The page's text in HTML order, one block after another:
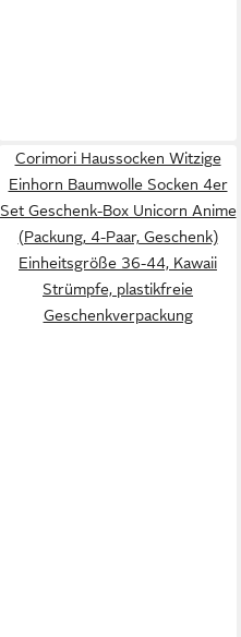
Corimori Haussocken Witzige
Einhorn Baumwolle Socken 4er
Set Geschenk-Box Unicorn Anime
(Packung, 4-Paar, Geschenk)
Einheitsgröße 36-44, Kawaii
Strümpfe, plastikfreie
Geschenkverpackung